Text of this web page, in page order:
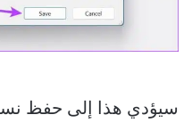
سيؤدي هذا إلى حفظ